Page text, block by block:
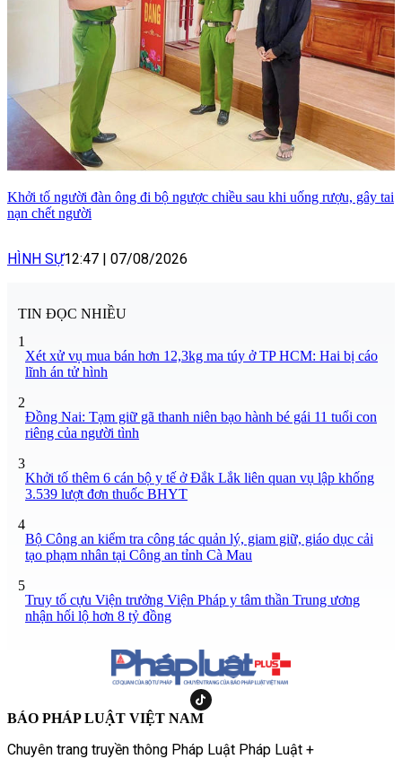
Khởi tố người đàn ông đi bộ ngược chiều sau khi uống rượu, gây tai
nạn chết người
HÌNH SỰ12:47 07/08/2026
TIN ĐỌC NHIỀU
1
Xét xử vụ mua bán hơn 12,3kg ma túy ở TP HCM: Hai bị cáo
lĩnh án tử hình
2
Đồng Nai: Tạm giữ gã thanh niên bạo hành bé gái 11 tuổi con
riêng của người tình
3
Khởi tố thêm 6 cán bộ y tế ở Đắk Lắk liên quan vụ lập khống
3.539 lượt đơn thuốc BHYT
4
Bộ Công an kiểm tra công tác quản lý, giam giữ, giáo dục cải
tạo phạm nhân tại Công an tỉnh Cà Mau
5
Truy tố cựu Viện trưởng Viện Pháp y tâm thần Trung ương
nhận hối lộ hơn 8 tỷ đồng
BÁO PHÁP LUẬT VIỆT NAM
Chuyên trang truyền thông Pháp Luật Pháp Luật +